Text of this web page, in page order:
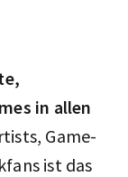
in allen
Game-
ist das